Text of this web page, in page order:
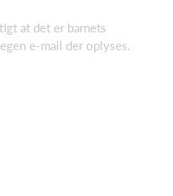
at det er barnets
e-mail der oplyses.